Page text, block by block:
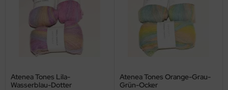
Atenea Tones Lila-
Wasserblau-Dotter
Atenea Tones Orange-Grau-
Grün-Ocker